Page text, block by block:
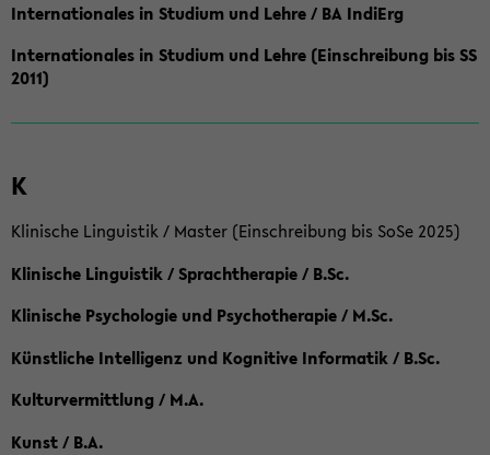
Internationales in Studium und Lehre / BA IndiErg
Internationales in Studium und Lehre (Einschreibung bis SS
2011)
K
Klinische Linguistik / Master (Einschreibung bis SoSe 2025)
Klinische Linguistik / Sprachtherapie / B.Sc.
Klinische Psychologie und Psychotherapie / M.Sc.
Künstliche Intelligenz und Kognitive Informatik / B.Sc.
Kulturvermittlung / M.A.
Kunst / B.A.